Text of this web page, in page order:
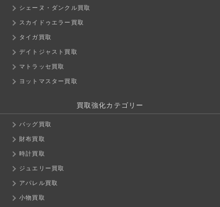
シェーヌ・ダンクル買取
スカイドゥエラー買取
タイガ買取
デイトジャスト買取
マトラッセ買取
ヨットマスター買取
買取強化カテゴリー
バッグ買取
財布買取
時計買取
ジュエリー買取
アパレル買取
小物買取